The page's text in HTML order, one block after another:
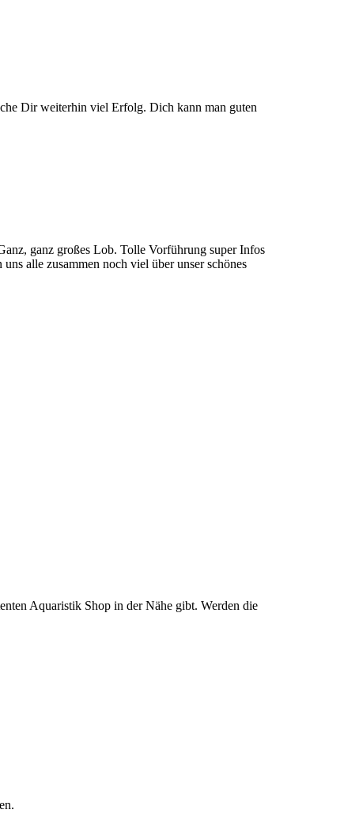
Dir weiterhin viel Erfolg. Dich kann man guten
ganz großes Lob. Tolle Vorführung super Infos
alle zusammen noch viel über unser schönes
Aquaristik Shop in der Nähe gibt. Werden die